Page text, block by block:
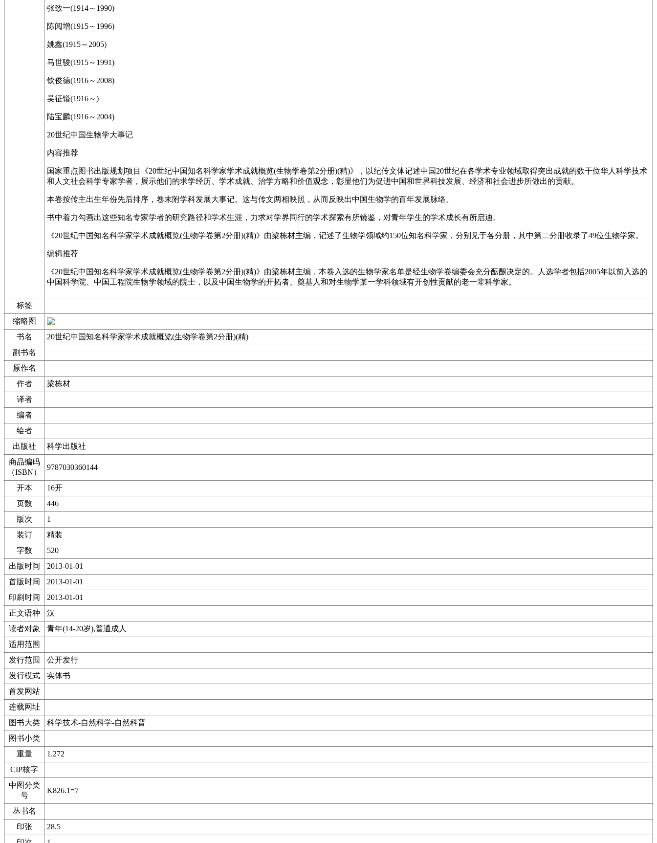
张致一(1914～1990)
陈阅增(1915～1996)
姚鑫(1915～2005)
马世骏(1915～1991)
钦俊德(1916～2008)
吴征镒(1916～)
陆宝麟(1916～2004)
20世纪中国生物学大事记
内容推荐
国家重点图书出版规划项目《20世纪中国知名科学家学术成就概览(生物学卷第2分册)(精)》，以纪传文体记述中国20世纪在各学术专业领域取得突出成就的数干位华人科学技术
和人文社会科学专家学者，展示他们的求学经历、学术成就、治学方略和价值观念，彰显他们为促进中国和世界科技发展、经济和社会进步所做出的贡献。
本卷按传主出生年份先后排序，卷末附学科发展大事记。这与传文两相映照，从而反映出中国生物学的百年发展脉络。
书中着力勾画出这些知名专家学者的研究路径和学术生涯，力求对学界同行的学术探索有所镜鉴，对青年学生的学术成长有所启迪。
《20世纪中国知名科学家学术成就概览(生物学卷第2分册)(精)》由梁栋材主编，记述了生物学领域约150位知名科学家，分别见于各分册，其中第二分册收录了49位生物学家。
编辑推荐
《20世纪中国知名科学家学术成就概览(生物学卷第2分册)(精)》由梁栋材主编，本卷入选的生物学家名单是经生物学卷编委会充分酝酿决定的。人选学者包括2005年以前入选的
中国科学院、中国工程院生物学领域的院士，以及中国生物学的开拓者、奠基人和对生物学某一学科领域有开创性贡献的老一辈科学家。
标签
缩略图
书名
20世纪中国知名科学家学术成就概览(生物学卷第2分册)(精)
副书名
原作名
作者
梁栋材
译者
编者
绘者
出版社
科学出版社
商品编码
（ISBN）
9787030360144
开本
16开
页数
446
版次
1
装订
精装
字数
520
出版时间
2013-01-01
首版时间
2013-01-01
印刷时间
2013-01-01
正文语种
汉
读者对象
青年(14-20岁),普通成人
适用范围
发行范围
公开发行
发行模式
实体书
首发网站
连载网址
图书大类
科学技术-自然科学-自然科普
图书小类
重量
1.272
CIP核字
中图分类
号
K826.1=7
丛书名
印张
28.5